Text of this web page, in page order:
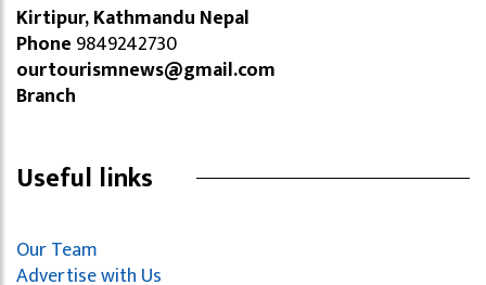
Kirtipur, Kathmandu Nepal
Phone 9849242730
ourtourismnews@gmail.com
Branch
Useful links
Our Team
Advertise with Us